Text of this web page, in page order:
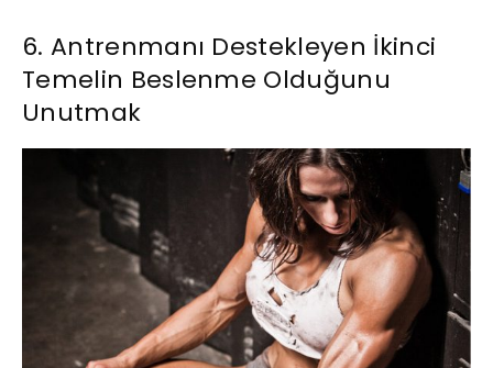
6. Antrenmanı Destekleyen İkinci
Temelin Beslenme Olduğunu
Unutmak